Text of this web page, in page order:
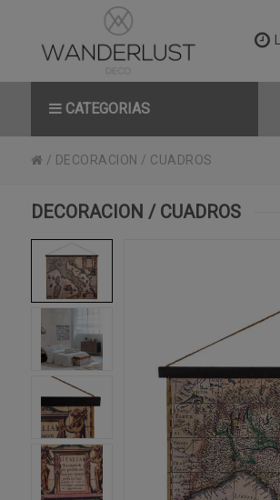
CATEGORIAS
/ DECORACION / CUADROS
DECORACION / CUADROS